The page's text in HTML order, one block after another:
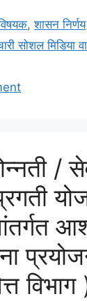
,शासन निर्णय
सोशल मिडिया
/
विभाग